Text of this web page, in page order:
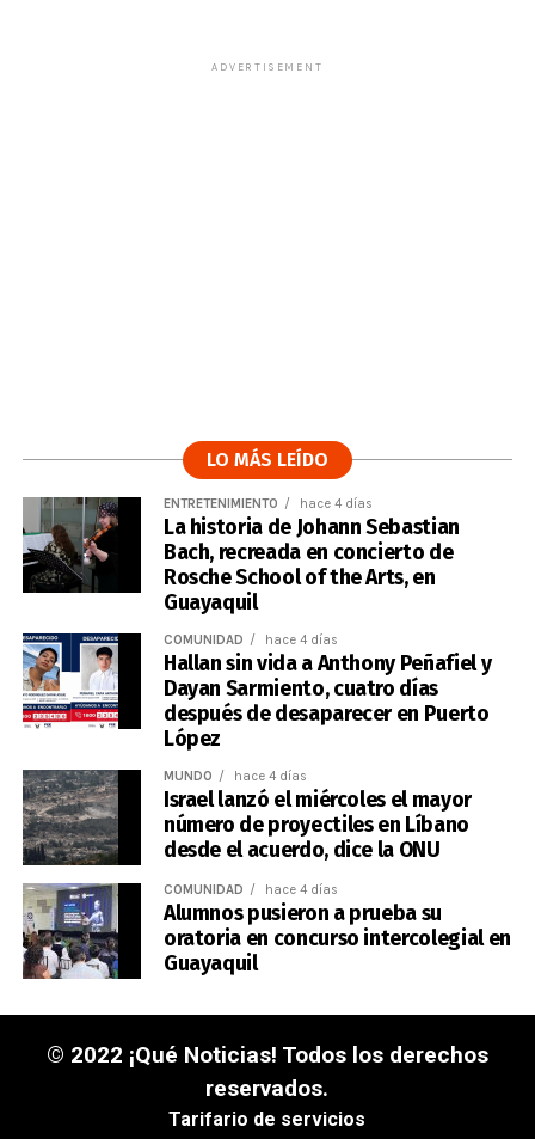
ADVERTISEMENT
LO MÁS LEÍDO
ENTRETENIMIENTO hace 4 días
La historia de Johann Sebastian
Bach, recreada en concierto de
Rosche School of the Arts, en
Guayaquil
COMUNIDAD hace 4 días
Hallan sin vida a Anthony Peñafiel y
Dayan Sarmiento, cuatro días
después de desaparecer en Puerto
López
MUNDO hace 4 días
Israel lanzó el miércoles el mayor
número de proyectiles en Líbano
desde el acuerdo, dice la ONU
COMUNIDAD hace 4 días
Alumnos pusieron a prueba su
oratoria en concurso intercolegial en
Guayaquil
© 2022 ¡Qué Noticias! Todos los derechos
reservados.
Tarifario de servicios